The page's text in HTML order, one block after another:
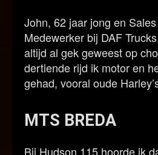
John, 62 jaar jong en
Medewerker bij DAF
altijd al gek geweest op
dertiende rijd ik motor en
gehad, vooral oude
MTS BREDA
Bij Hudson 115 hoorde ik